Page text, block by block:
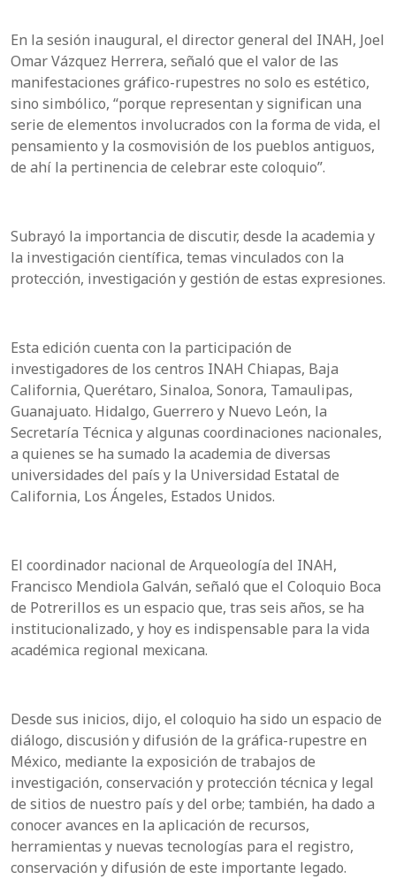
En la sesión inaugural, el director general del INAH, Joel
Omar Vázquez Herrera, señaló que el valor de las
manifestaciones gráfico-rupestres no solo es estético,
sino simbólico, “porque representan y significan una
serie de elementos involucrados con la forma de vida, el
pensamiento y la cosmovisión de los pueblos antiguos,
de ahí la pertinencia de celebrar este coloquio”.
Subrayó la importancia de discutir, desde la academia y
la investigación científica, temas vinculados con la
protección, investigación y gestión de estas expresiones.
Esta edición cuenta con la participación de
investigadores de los centros INAH Chiapas, Baja
California, Querétaro, Sinaloa, Sonora, Tamaulipas,
Guanajuato. Hidalgo, Guerrero y Nuevo León, la
Secretaría Técnica y algunas coordinaciones nacionales,
a quienes se ha sumado la academia de diversas
universidades del país y la Universidad Estatal de
California, Los Ángeles, Estados Unidos.
El coordinador nacional de Arqueología del INAH,
Francisco Mendiola Galván, señaló que el Coloquio Boca
de Potrerillos es un espacio que, tras seis años, se ha
institucionalizado, y hoy es indispensable para la vida
académica regional mexicana.
Desde sus inicios, dijo, el coloquio ha sido un espacio de
diálogo, discusión y difusión de la gráfica-rupestre en
México, mediante la exposición de trabajos de
investigación, conservación y protección técnica y legal
de sitios de nuestro país y del orbe; también, ha dado a
conocer avances en la aplicación de recursos,
herramientas y nuevas tecnologías para el registro,
conservación y difusión de este importante legado.